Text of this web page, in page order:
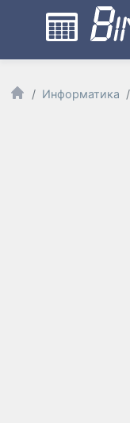
Информатика